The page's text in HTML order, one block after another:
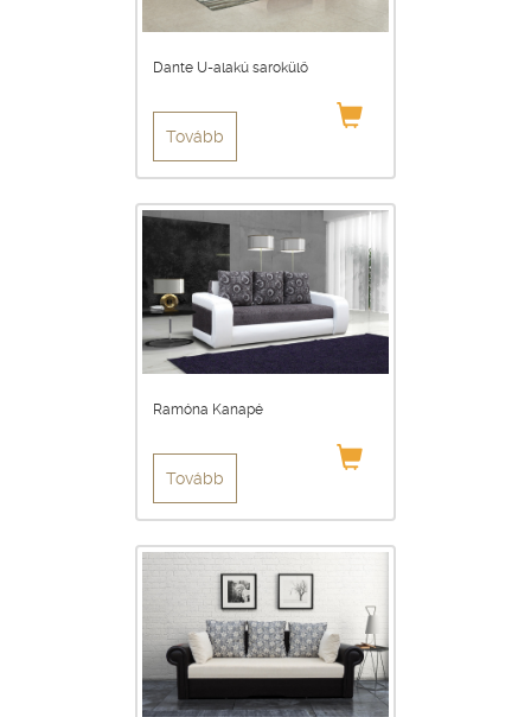
Dante U-alakú sarokülő
Tovább
Ramóna Kanapé
Tovább